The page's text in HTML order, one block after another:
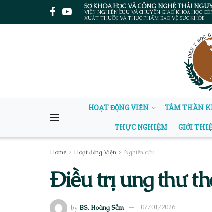
SỞ KHOA HỌC VÀ CÔNG NGHỆ THÁI
VIỆN NGHIÊN CỨU VÀ CHUYỂN GIAO KHOA HỌC
XUẤT THUỐC VÀ THỰC PHẨM BẢO VỆ SỨC KHỎE
HOẠT ĐỘNG VIỆN TÂM THẦN
THỰC NGHIỆM GIỚI
Home Hoạt động Viện Nghiên cứu
Điều trị ung thư
by BS. Hoàng Sầm 07/01/2026